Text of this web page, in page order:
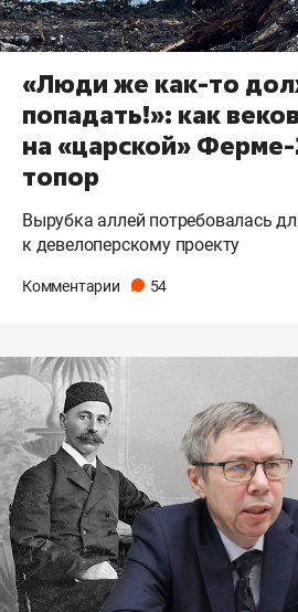
«Люди же как-то
попадать!»: как
на «царской»
топор
Вырубка аллей потребовалась
к девелоперскому проекту
Комментарии 54